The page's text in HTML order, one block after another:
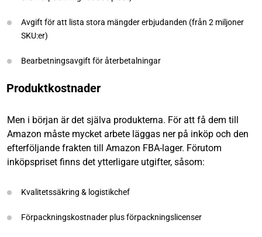
Avgift för att lista stora mängder erbjudanden (från 2 miljoner
SKU:er)
Bearbetningsavgift för återbetalningar
Produktkostnader
Men i början är det själva produkterna. För att få dem till
Amazon måste mycket arbete läggas ner på inköp och den
efterföljande frakten till Amazon FBA-lager. Förutom
inköpspriset finns det ytterligare utgifter, såsom:
Kvalitetssäkring & logistikchef
Förpackningskostnader plus förpackningslicenser